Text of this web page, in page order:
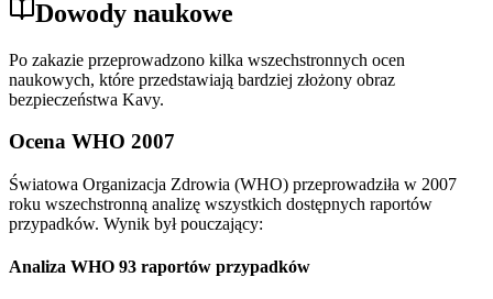
Dowody naukowe
Po zakazie przeprowadzono kilka wszechstronnych ocen
naukowych, które przedstawiają bardziej złożony obraz
bezpieczeństwa Kavy.
Ocena WHO 2007
Światowa Organizacja Zdrowia (WHO) przeprowadziła w 2007
roku wszechstronną analizę wszystkich dostępnych raportów
przypadków. Wynik był pouczający:
Analiza WHO 93 raportów przypadków